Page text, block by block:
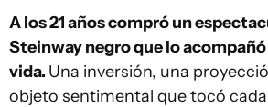
A los 21 años compró un
Steinway negro que lo
vida. Una inversión, una
objeto sentimental que tocó cada